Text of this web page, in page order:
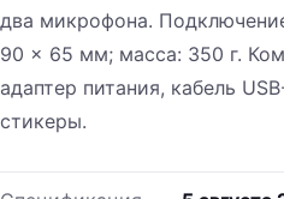
два микрофона.
90 × 65 мм; масса: 350 г.
адаптер питания, кабель
стикеры.